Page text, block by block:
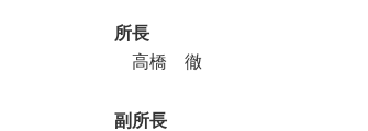
所長
高橋 徹
副所長